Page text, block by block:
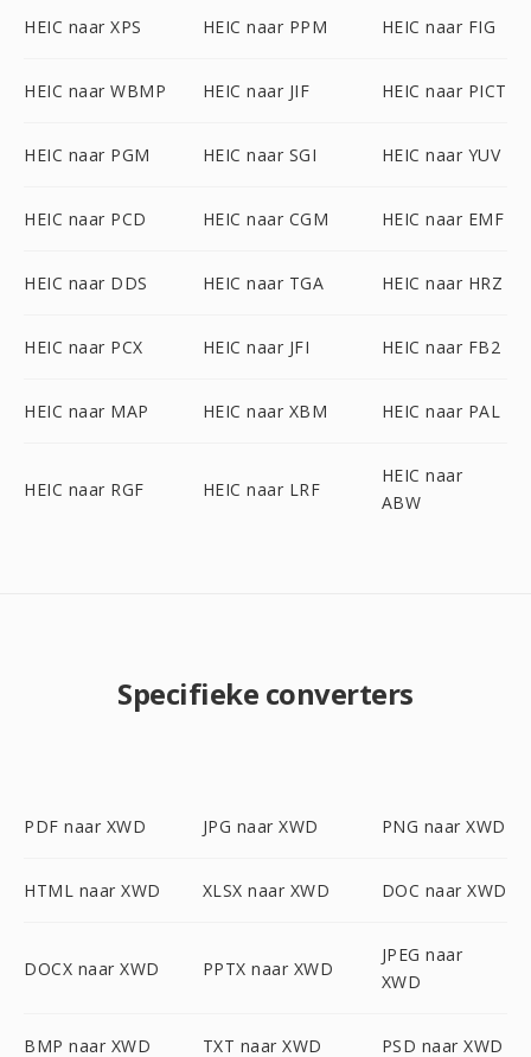
HEIC naar XPS HEIC naar PPM HEIC naar FIG
HEIC naar WBMP HEIC naar JIF HEIC naar PICT
HEIC naar PGM HEIC naar SGI HEIC naar YUV
HEIC naar PCD HEIC naar CGM HEIC naar EMF
HEIC naar DDS HEIC naar TGA HEIC naar HRZ
HEIC naar PCX HEIC naar JFI HEIC naar FB2
HEIC naar MAP HEIC naar XBM HEIC naar PAL
HEIC naar RGF HEIC naar LRF
HEIC naar
ABW
Specifieke converters
PDF naar XWD JPG naar XWD PNG naar XWD
HTML naar XWD XLSX naar XWD DOC naar XWD
DOCX naar XWD PPTX naar XWD
JPEG naar
XWD
BMP naar XWD TXT naar XWD PSD naar XWD